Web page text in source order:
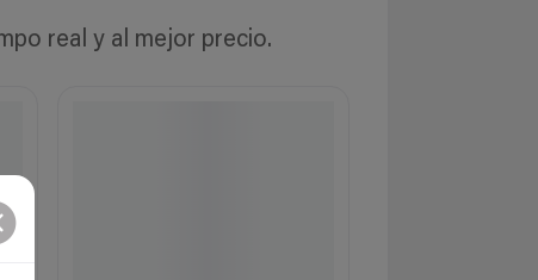
real y al mejor precio.